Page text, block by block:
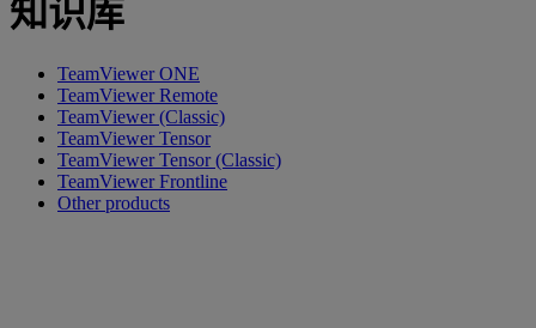
知识库
TeamViewer ONE
TeamViewer Remote
TeamViewer (Classic)
TeamViewer Tensor
TeamViewer Tensor (Classic)
TeamViewer Frontline
Other products